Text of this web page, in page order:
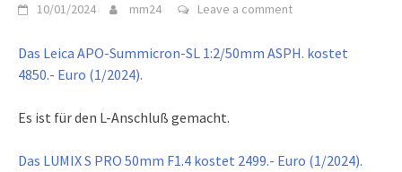
10/01/2024 mm24 Leave a comment
Das Leica APO-Summicron-SL 1:2/50mm ASPH. kostet
4850.- Euro (1/2024).
Es ist für den L-Anschluß gemacht.
Das LUMIX S PRO 50mm F1.4 kostet 2499.- Euro (1/2024).